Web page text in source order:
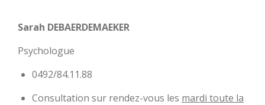
Sarah DEBAERDEMAEKER
Psychologue
0492/84.11.88
Consultation sur rendez-vous les mardi toute la